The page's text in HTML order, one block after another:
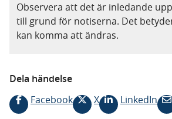
Observera att det är inledande
till grund för notiserna. Det
kan komma att ändras.
Dela händelse
Facebook
X LinkedIn